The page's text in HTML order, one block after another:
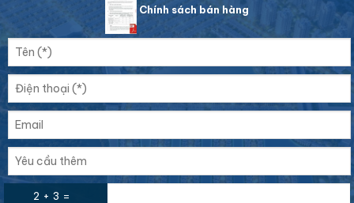
Chính sách bán hàng
2 + 3 =